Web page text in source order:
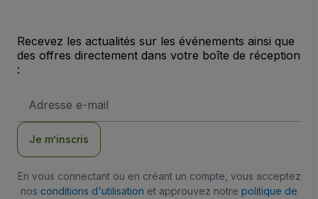
Recevez les actualités sur les événements ainsi que
des offres directement dans votre boîte de réception
:
e-
Je m’inscris
En vous connectant ou en créant un compte, vous acceptez
nos conditions d'utilisation et approuvez notre politique de